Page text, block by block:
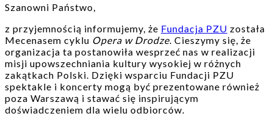
Szanowni Państwo,
z przyjemnością informujemy, że Fundacja PZU została
Mecenasem cyklu Opera w Drodze. Cieszymy się, że
organizacja ta postanowiła wesprzeć nas w realizacji
misji upowszechniania kultury wysokiej w różnych
zakątkach Polski. Dzięki wsparciu Fundacji PZU
spektakle i koncerty mogą być prezentowane również
poza Warszawą i stawać się inspirującym
doświadczeniem dla wielu odbiorców.